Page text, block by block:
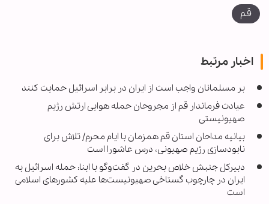
قم
اخبار مرتبط
بر مسلمانان واجب است از ایران در برابر اسرائیل حمایت کنند
عیادت فرماندار قم از مجروحان حمله هوایی ارتش رژیم
صهیونیستی
بیانیه مداحان استان قم همزمان با ایام محرم/ تلاش برای
نابودسازی رژیم صهیونی، درس عاشورا است
دبیرکل جنبش خلاص بحرین در گفت‌وگو با ابنا: حمله اسرائیل به
ایران در چارچوب گستاخی صهیونیست‌ها علیه کشورهای اسلامی
است